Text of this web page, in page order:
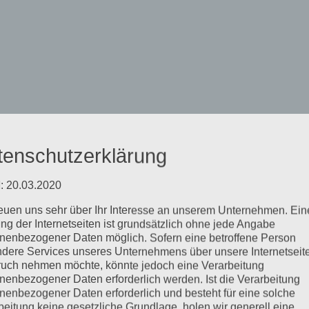
LOG-IN
20.03.2020
uns sehr über Ihr Interesse an unserem Unternehmen.
der Internetseiten ist grundsätzlich ohne jede Angabe
Daten möglich. Sofern eine betroffene Person
Services unseres Unternehmens über unsere
nehmen möchte, könnte jedoch eine Verarbeitung
Daten erforderlich werden. Ist die Verarbeitung
Daten erforderlich und besteht für eine solche